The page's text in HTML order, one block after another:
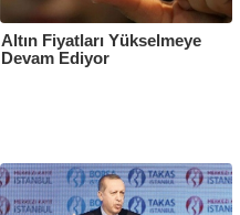
Altın Fiyatları Yükselmeye
Devam Ediyor